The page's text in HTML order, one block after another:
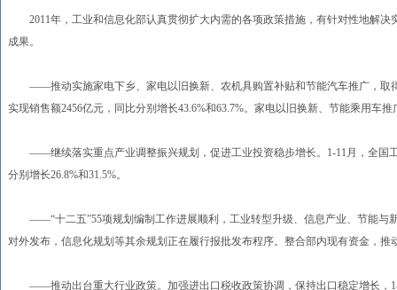
2011年，工业和信息化部认真贯彻扩大内需的各项政策措施，有针对性地解决
成果。
——推动实施家电下乡、家电以旧换新、农机具购置补贴和节能汽车推广，取
实现销售额2456亿元，同比分别增长43.6%和63.7%。家电以旧换新、节能乘用车
——继续落实重点产业调整振兴规划，促进工业投资稳步增长。1-11月，全国工
分别增长26.8%和31.5%。
——“十二五”55项规划编制工作进展顺利，工业转型升级、信息产业、节能与
对外发布，信息化规划等其余规划正在履行报批发布程序。整合部内现有资金，推
——推动出台重大行业政策。加强进出口税收政策协调，保持出口稳定增长，1-